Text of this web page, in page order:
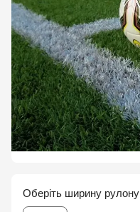
Оберіть ширину рулону